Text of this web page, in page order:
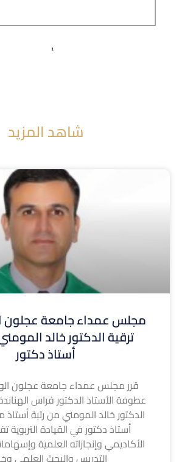
شاهد المزيد
مجلس عمداء جامعة عجلون
ترقية الدكتور خالد
أستاذ دكتور
قرر مجلس عمداء جامعة عجلون
عطوفة الأستاذ الدكتور فراس
الدكتور خالد المومني من رتبة أستاذ
أستاذ دكتور في القيادة التربوية
الأكاديمي وإنجازاته العلمية